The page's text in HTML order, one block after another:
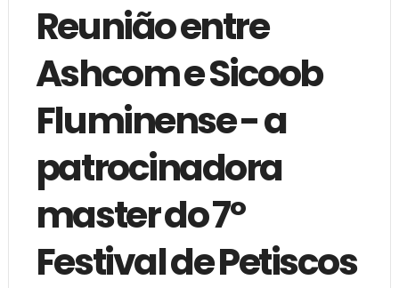
Reunião entre
Ashcom e Sicoob
Fluminense - a
patrocinadora
master do 7º
Festival de Petiscos